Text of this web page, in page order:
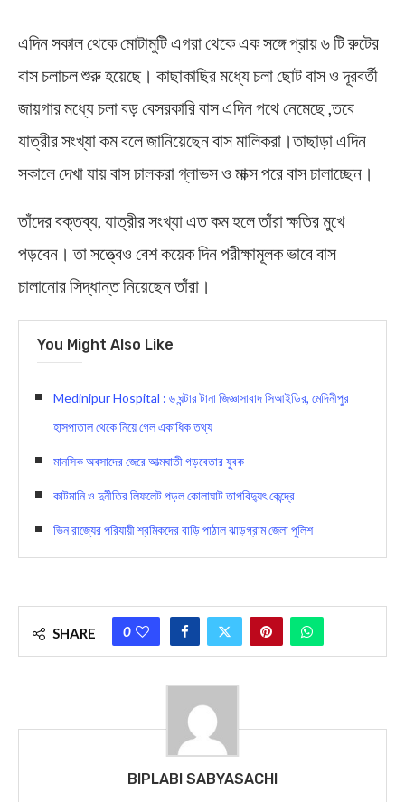
এদিন সকাল থেকে মোটামুটি এগরা থেকে এক সঙ্গে প্রায় ৬ টি রুটের
বাস চলাচল শুরু হয়েছে। কাছাকাছির মধ্যে চলা ছোট বাস ও দূরবর্তী
জায়গার মধ্যে চলা বড় বেসরকারি বাস এদিন পথে নেমেছে ,তবে
যাত্রীর সংখ্যা কম বলে জানিয়েছেন বাস মালিকরা।তাছাড়া এদিন
সকালে দেখা যায় বাস চালকরা গ্লাভস ও মাক্স পরে বাস চালাচ্ছেন।
তাঁদের বক্তব্য, যাত্রীর সংখ্যা এত কম হলে তাঁরা ক্ষতির মুখে
পড়বেন। তা সত্ত্বেও বেশ কয়েক দিন পরীক্ষামূলক ভাবে বাস
চালানোর সিদ্ধান্ত নিয়েছেন তাঁরা।
You Might Also Like
Medinipur Hospital : ৬ ঘন্টার টানা জিজ্ঞাসাবাদ সিআইডির, মেদিনীপুর
হাসপাতাল থেকে নিয়ে গেল একাধিক তথ্য
মানসিক অবসাদের জেরে আত্মঘাতী গড়বেতার যুবক
কাটমানি ও দুর্নীতির লিফলেট পড়ল কোলাঘাট তাপবিদ্যুৎ কেন্দ্রে
ভিন রাজ্যের পরিযায়ী শ্রমিকদের বাড়ি পাঠাল ঝাড়গ্রাম জেলা পুলিশ
SHARE 0
BIPLABI SABYASACHI